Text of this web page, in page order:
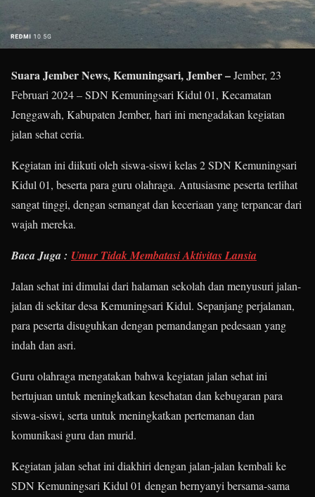
Suara Jember News, Kemuningsari, Jember –Jember, 23
Februari 2024 – SDN Kemuningsari Kidul 01, Kecamatan
Jenggawah, Kabupaten Jember, hari ini mengadakan kegiatan
jalan sehat ceria.
Kegiatan ini diikuti oleh siswa-siswi kelas 2 SDN Kemuningsari
Kidul 01, beserta para guru olahraga. Antusiasme peserta terlihat
sangat tinggi, dengan semangat dan keceriaan yang terpancar dari
wajah mereka.
Baca Juga : Umur Tidak Membatasi Aktivitas Lansia
Jalan sehat ini dimulai dari halaman sekolah dan menyusuri jalan-
jalan di sekitar desa Kemuningsari Kidul. Sepanjang perjalanan,
para peserta disuguhkan dengan pemandangan pedesaan yang
indah dan asri.
Guru olahraga mengatakan bahwa kegiatan jalan sehat ini
bertujuan untuk meningkatkan kesehatan dan kebugaran para
siswa-siswi, serta untuk meningkatkan pertemanan dan
komunikasi guru dan murid.
Kegiatan jalan sehat ini diakhiri dengan jalan-jalan kembali ke
SDN Kemuningsari Kidul 01 dengan bernyanyi bersama-sama